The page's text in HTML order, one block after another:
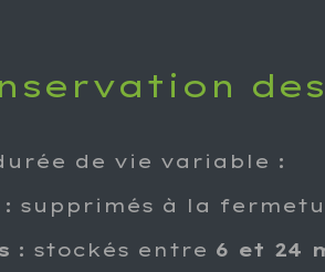
de vie variable :
: supprimés à la
: stockés entre 6 et 24